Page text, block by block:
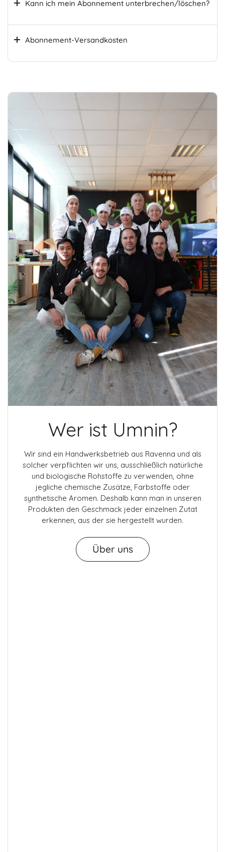
Kann ich mein Abonnement unterbrechen/löschen?
Abonnement-Versandkosten
Wer ist Umnin?
Wir sind ein Handwerksbetrieb aus Ravenna und als
solcher verpflichten wir uns, ausschließlich natürliche
und biologische Rohstoffe zu verwenden, ohne
jegliche chemische Zusätze, Farbstoffe oder
synthetische Aromen. Deshalb kann man in unseren
Produkten den Geschmack jeder einzelnen Zutat
erkennen, aus der sie hergestellt wurden.
Über uns